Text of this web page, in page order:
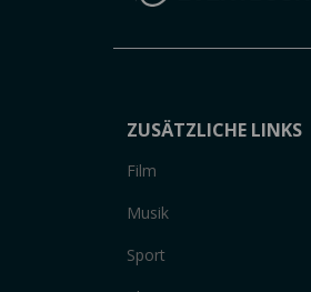
ZUSÄTZLICHE LINKS
Film
Musik
Sport